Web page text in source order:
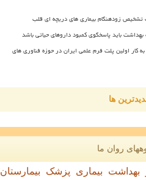
تشخیص زودهنگام بیماری های دریچه ای قلب
باید پاسخگوی کمبود داروهای حیاتی باشد
کار اولین پلت فرم علمی ایران در حوزه فناوری های
ها
روان ما
بهداشت بیماری پزشک
بیمارستان